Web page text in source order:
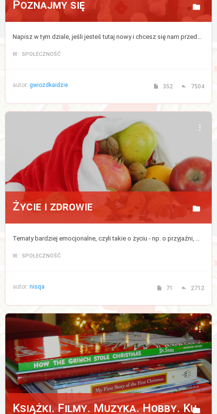
Poznajmy się
Napisz w tym dziale, jeśli jesteś tutaj nowy i chcesz się nam przedstawić, bądź zapoznać z pozostałymi uczestnikami forum.
W: SPOŁECZNOŚĆ
autor: gwiozdkaidzie 352 7504
Życie i zdrowie
Tematy bardziej emocjonalne, czyli takie o życiu - np. o przyjaźni, miłości, rodzinie, dzieciach, a także bezpośrednio lub pośrednio związane ze zdrowiem, medycyną, modą lub urodą (kosmetykami).
W: SPOŁECZNOŚĆ
autor: nisqa 71 2712
Książki. Filmy. Muzyka. Hobby. Kulinaria.